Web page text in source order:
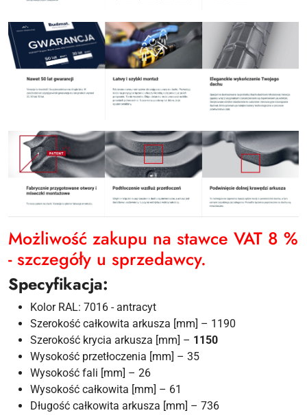
Możliwość zakupu na stawce VAT 8 %
- szczegóły u sprzedawcy.
Specyfikacja:
Kolor RAL: 7016 - antracyt
Szerokość całkowita arkusza [mm] – 1190
Szerokość krycia arkusza [mm] – 1150
Wysokość przetłoczenia [mm] – 35
Wysokość fali [mm] – 26
Wysokość całkowita [mm] – 61
Długość całkowita arkusza [mm] – 736